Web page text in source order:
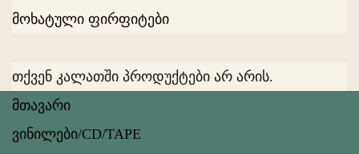
მოხატული ფირფიტები
თქვენ კალათში პროდუქტები არ არის.
მთავარი
ვინილები/CD/TAPE